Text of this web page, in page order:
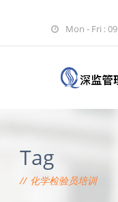
Mon - Fri :
Tag
化学检验员培训